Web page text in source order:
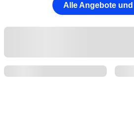
Alle Angebote